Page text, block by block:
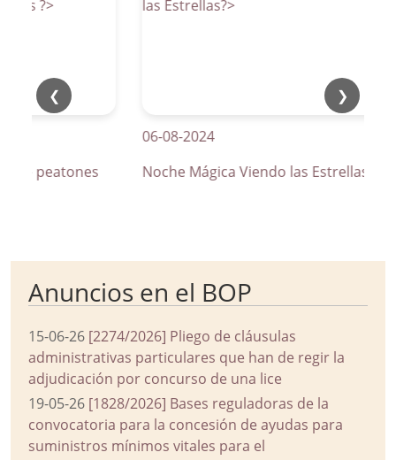
❮ ❯
de peatones
06-08-2024
Noche Mágica Viendo las Estrellas
Anuncios en el BOP
15-06-26 [2274/2026] Pliego de cláusulas
administrativas particulares que han de regir la
adjudicación por concurso de una lice
19-05-26 [1828/2026] Bases reguladoras de la
convocatoria para la concesión de ayudas para
suministros mínimos vitales para el